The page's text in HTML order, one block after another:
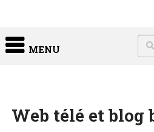
MENU
Web télé et blog